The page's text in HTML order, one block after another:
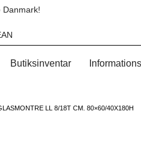
Danmark!
Butiksinventar
LL 8/18T CM. 80×60/40X180H